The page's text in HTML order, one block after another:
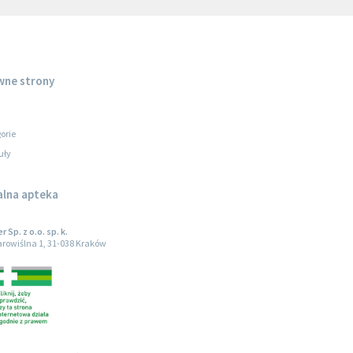
strony
apteka
Sp. z o.o. sp. k.
1, 31-038 Kraków